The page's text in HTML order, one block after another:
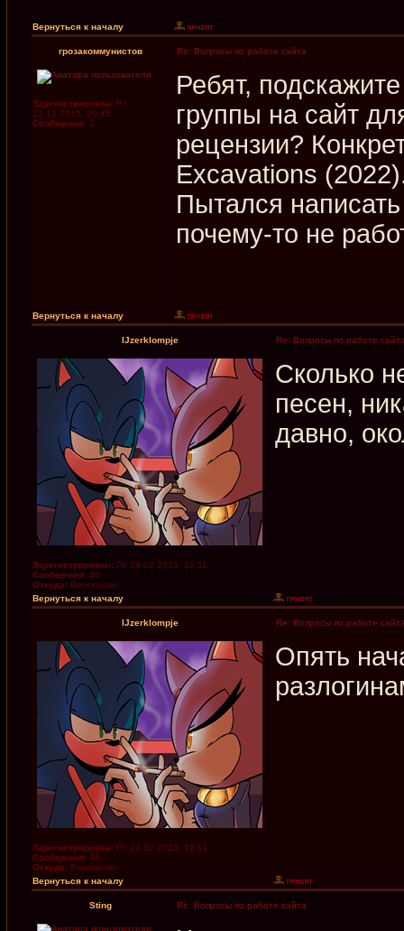
Вернуться к началу
грозакоммунистов Re: Вопросы по работе сайта
Зарегистрирован: Вт
22.12.2015, 20:45
Сообщения: 2
Ребят,
группы на сайт
рецензии?
Excavations
Пытался
почему-то не
Вернуться к началу
IJzerklompje Re: Вопросы по работе
Зарегистрирован: Пт 24.02.2023, 19:11
Сообщения: 46
Откуда: Венгерово
Сколько
песен,
давно,
Вернуться к началу
IJzerklompje Re: Вопросы по работе
Зарегистрирован: Пт 24.02.2023, 19:11
Сообщения: 46
Откуда: Венгерово
Опять
Вернуться к началу
Sting Re: Вопросы по работе сайта